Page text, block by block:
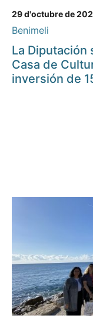
29 d'octubre de
Benimeli
La Diputación
Casa de
inversión de